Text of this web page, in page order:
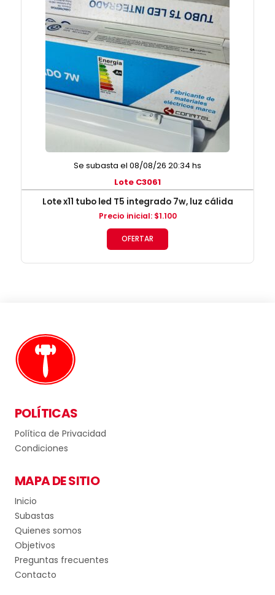
Se subasta el 08/08/26 20:34 hs
Lote C3061
Lote x11 tubo led T5 integrado 7w, luz cálida
Precio inicial: $1.100
OFERTAR
POLÍTICAS
Política de Privacidad
Condiciones
MAPA DE SITIO
Inicio
Subastas
Quienes somos
Objetivos
Preguntas frecuentes
Contacto